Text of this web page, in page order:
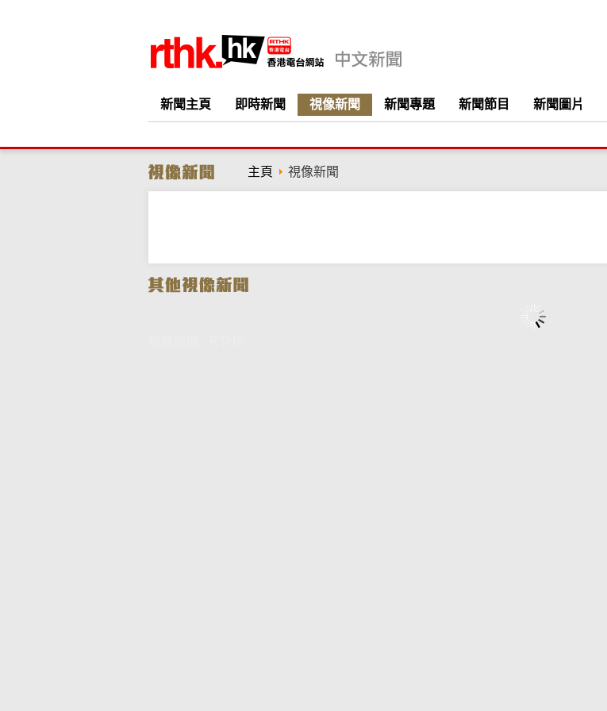
新聞主頁 即時新聞 視像新聞 新聞專題 新聞節目 新聞圖片
主頁 視像新聞